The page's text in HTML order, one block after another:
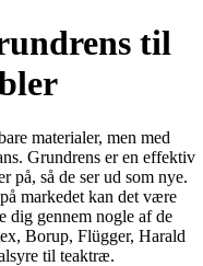
til
materialer, men med
Grundrens er en effektiv
på, så de ser ud som nye.
markedet kan det være
gennem nogle af de
Borup, Flügger, Harald
til teaktræ.